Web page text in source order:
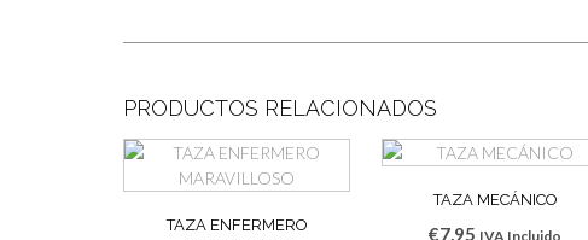
PRODUCTOS RELACIONADOS
TAZA ENFERMERO
TAZA MECÁNICO
€7,95 IVA Incluido